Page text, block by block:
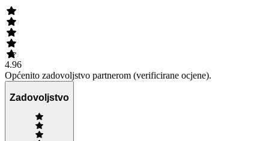
4.96
Općenito zadovoljstvo partnerom (verificirane ocjene).
Zadovoljstvo